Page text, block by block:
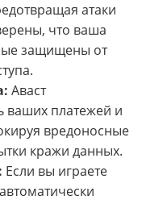
атаки
что ваша
защищены от
Аваст
ваших платежей и
вредоносные
кражи данных.
Если вы играете